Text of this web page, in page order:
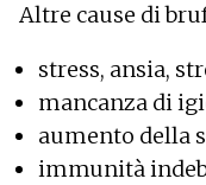
Altre cause di
stress, ansia,
mancanza di
aumento della
immunità